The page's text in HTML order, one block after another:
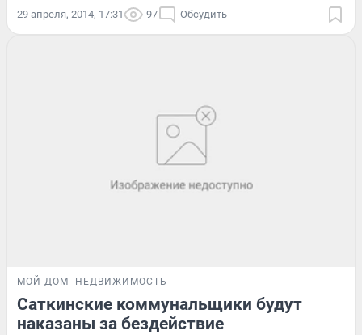
29 апреля, 2014, 17:31 97 Обсудить
МОЙ ДОМ НЕДВИЖИМОСТЬ
Саткинские коммунальщики будут
наказаны за бездействие